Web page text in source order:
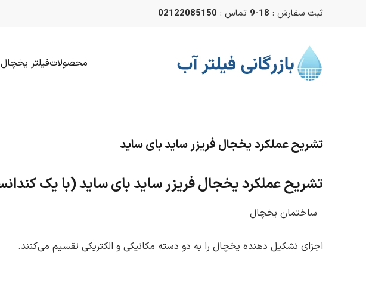
ثبت سفارش : 18-9 تماس : 02122085150
محصولاتفیلتر
تشریح عملکرد یخجال فریزر ساید بای ساید
تشریح عملکرد یخجال فریزر ساید بای ساید (با یک
ساختمان یخچال
اجزای تشکیل دهنده یخچال را به دو دسته مکانیکی و الکتریکی تقسیم می‌کنند.